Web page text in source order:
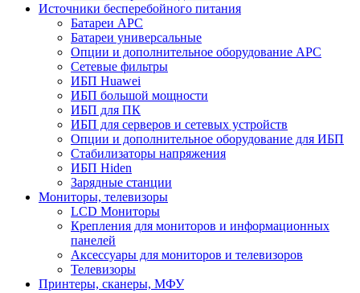
Источники бесперебойного питания
Батареи APC
Батареи универсальные
Опции и дополнительное оборудование АРС
Сетевые фильтры
ИБП Huawei
ИБП большой мощности
ИБП для ПК
ИБП для серверов и сетевых устройств
Опции и дополнительное оборудование для ИБП
Стабилизаторы напряжения
ИБП Hiden
Зарядные станции
Мониторы, телевизоры
LCD Мониторы
Крепления для мониторов и информационных
панелей
Аксессуары для мониторов и телевизоров
Телевизоры
Принтеры, сканеры, МФУ